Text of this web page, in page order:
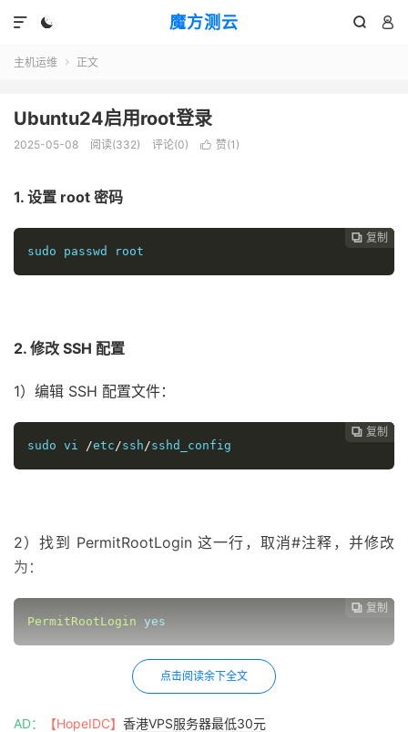
魔方测云
  

主机运维  正文
Ubuntu24启用root登录
2025-05-08 阅读(332) 评论(0)  赞(1 )
1. 设置 root 密码
 复制
 复制
 复制
 复制
 复制
 复制
sudo
passwd root
2. 修改 SSH 配置
1）编辑 SSH 配置文件：
 复制
 复制
 复制
 复制
 复制
sudo vi /etc/ssh/sshd_config
2）找到 PermitRootLogin 这一行，取消#注释，并修改
为：
 复制
 复制
 复制
 复制
PermitRootLogin
yes
3） 保存并退出编辑器后，重启 SSH 服务：
点击阅读余下全文
AD： 【HopeIDC】 香港VPS服务器最低30元